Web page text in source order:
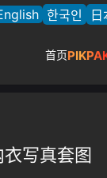
한국인
首页
写真套图